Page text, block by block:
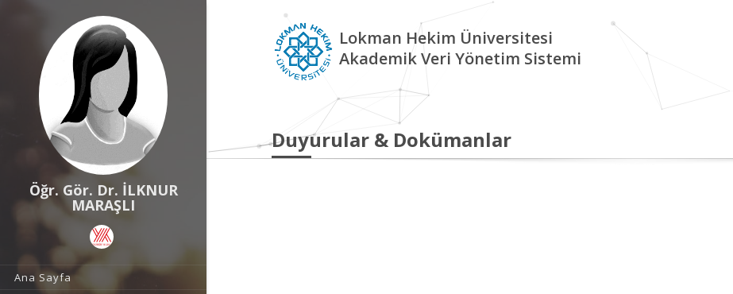
Öğr. Gör. Dr. İLKNUR
MARAŞLI
Ana Sayfa
Lokman Hekim Üniversitesi
Akademik Veri Yönetim Sistemi
Duyurular & Dokümanlar